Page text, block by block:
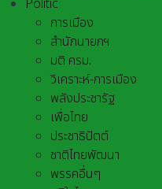
Politic
การเมือง
สำนักนายกฯ
มติ ครม.
วิเคราะห์-การเมือง
พลังประชารัฐ
เพื่อไทย
ประชาธิปัตต์
ชาติไทยพัฒนา
พรรคอื่นๆ